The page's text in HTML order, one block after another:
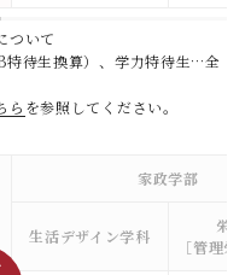
ついて
待生換算）、学力特待生…全
ら を参照してください。
家政学部
生活デザイン学科
栄養
［管理栄